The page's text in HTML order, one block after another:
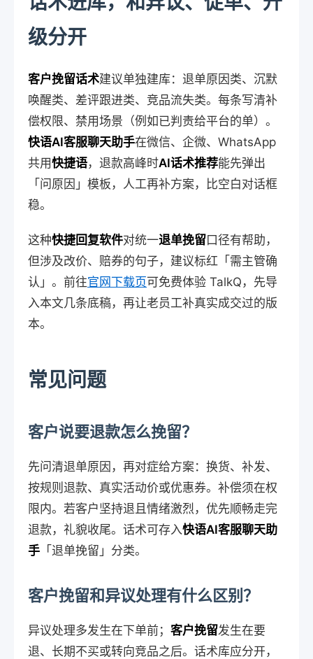
级分开
客户挽留话术建议单独建库：退单原因类、沉默
唤醒类、差评跟进类、竞品流失类。每条写清补
偿权限、禁用场景（例如已判责给平台的单）。
快语AI客服聊天助手在微信、企微、WhatsApp
共用快捷语，退款高峰时AI话术推荐能先弹出
「问原因」模板，人工再补方案，比空白对话框
稳。
这种快捷回复软件对统一退单挽留口径有帮助，
但涉及改价、赔券的句子，建议标红「需主管确
认」。前往官网下载页可免费体验 TalkQ，先导
入本文几条底稿，再让老员工补真实成交过的版
本。
常见问题
客户说要退款怎么挽留？
先问清退单原因，再对症给方案：换货、补发、
按规则退款、真实活动价或优惠券。补偿须在权
限内。若客户坚持退且情绪激烈，优先顺畅走完
退款，礼貌收尾。话术可存入快语AI客服聊天助
手 「退单挽留」分类。
客户挽留和异议处理有什么区别？
异议处理多发生在下单前； 客户挽留发生在要
退、长期不买或转向竞品之后。话术库应分开，